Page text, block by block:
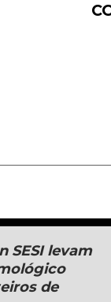
SESI levam
de